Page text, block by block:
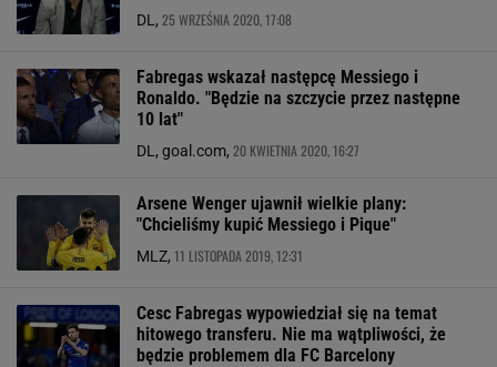
DL, 25 WRZEŚNIA 2020, 17:08
Fabregas wskazał następcę Messiego i
Ronaldo. "Będzie na szczycie przez następne
10 lat"
DL, goal.com, 20 KWIETNIA 2020, 16:27
Arsene Wenger ujawnił wielkie plany:
"Chcieliśmy kupić Messiego i Pique"
MLZ, 11 LISTOPADA 2019, 12:31
Cesc Fabregas wypowiedział się na temat
hitowego transferu. Nie ma wątpliwości, że
będzie problemem dla FC Barcelony